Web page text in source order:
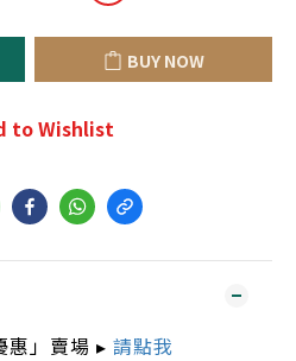
BUY NOW
to Wishlist
惠」賣場 ▸ 請點我